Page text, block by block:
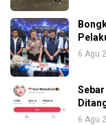
6 Agu
6 Agu